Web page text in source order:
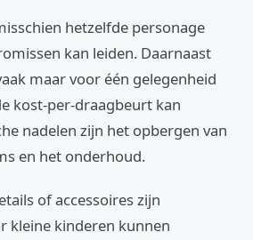
hetzelfde personage
kan leiden. Daarnaast
maar voor één gelegenheid
kost-per-draagbeurt kan
nadelen zijn het opbergen van
en het onderhoud.
of accessoires zijn
kleine kinderen kunnen